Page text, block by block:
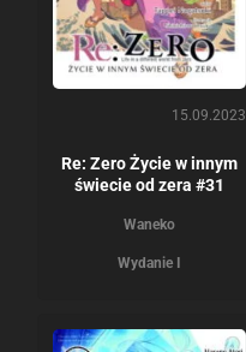
15.09.2023
Re: Zero Życie w innym
świecie od zera #31
Waneko
Wydanie I